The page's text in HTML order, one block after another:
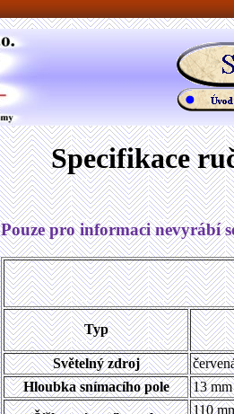
Specifikace
Pouze pro informaci nevyrábí
Typ
Světelný zdroj
Hloubka snímacího pole
13
110